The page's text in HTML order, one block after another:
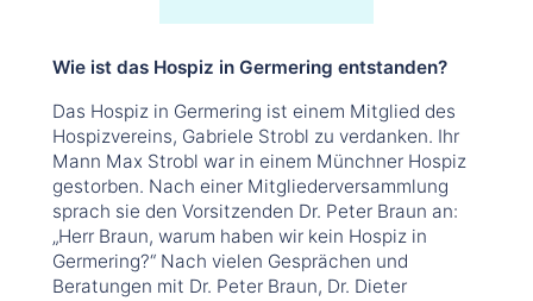
Wie ist das Hospiz in Germering entstanden?
Das Hospiz in Germering ist einem Mitglied des
Hospizvereins, Gabriele Strobl zu verdanken. Ihr
Mann Max Strobl war in einem Münchner Hospiz
gestorben. Nach einer Mitgliederversammlung
sprach sie den Vorsitzenden Dr. Peter Braun an:
„Herr Braun, warum haben wir kein Hospiz in
Germering?“ Nach vielen Gesprächen und
Beratungen mit Dr. Peter Braun, Dr. Dieter